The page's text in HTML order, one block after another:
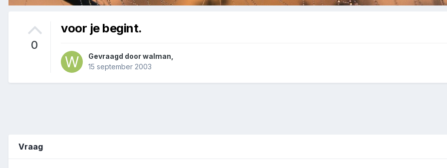
0
voor je begint.
Gevraagd doorwalman
15 september 2003
Vraag